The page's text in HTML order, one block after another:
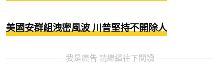
美國安群組洩密風波 川普堅持不開除人
我是廣告 請繼續往下閱讀